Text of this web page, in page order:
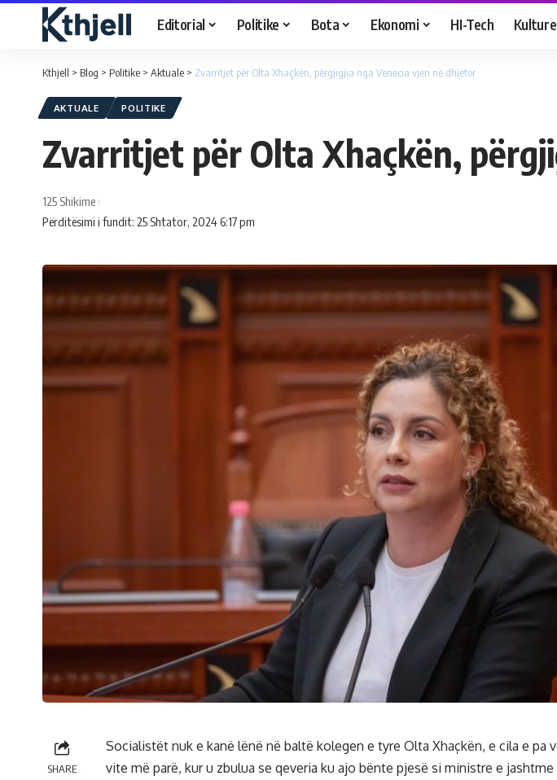
Editorial Politike Bota Ekonomi HI-Tech Kulture
Kthjell > Blog > Politike > Aktuale > Zvarritjet për Olta Xhaçkën, përgjigjia nga Venecia vjen në dhjetor
AKTUALE POLITIKE
Zvarritjet për Olta Xhaçkën,
Përditësimi i fundit: 25 Shtator, 2024 6:17 pm
125 Shikime
SHARE
Socialistët nuk e kanë lënë në baltë kolegen e tyre Olta Xhaçkën, e cila e pa
vite më parë, kur u zbulua se qeveria ku ajo bënte pjesë si ministre e